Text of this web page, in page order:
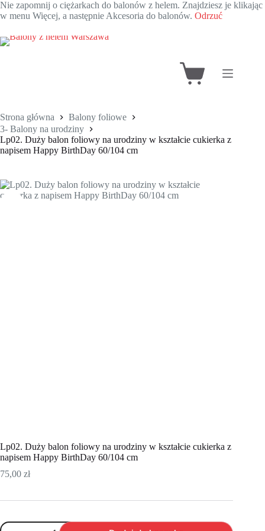
Nie zapomnij o ciężarkach do balonów z helem. Znajdziesz je klikając
w menu Więcej, a następnie Akcesoria do balonów. Odrzuć
Przejdź
Koszyk
Strona główna
Balony foliowe
3- Balony na urodziny
Lp02. Duży balon foliowy na urodziny w kształcie cukierka z
napisem Happy BirthDay 60/104 cm
Lp02. Duży balon foliowy na urodziny w kształcie cukierka z
napisem Happy BirthDay 60/104 cm
75,00 zł
ilość